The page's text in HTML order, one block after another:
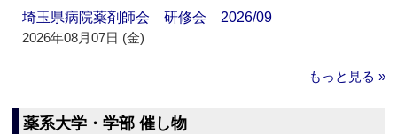
埼玉県病院薬剤師会 研修会 2026/09
2026年08月07日 (金)
もっと見る »
薬系大学・学部 催し物